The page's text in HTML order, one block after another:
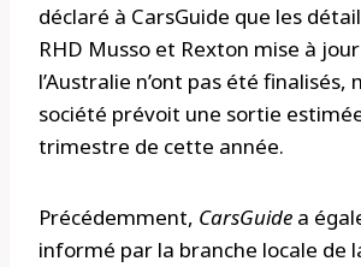
déclaré à CarsGuide que les
RHD Musso et Rexton mise à
l’Australie n’ont pas été finalisés,
société prévoit une sortie
trimestre de cette année.
Précédemment, CarsGuide a
informé par la branche locale de